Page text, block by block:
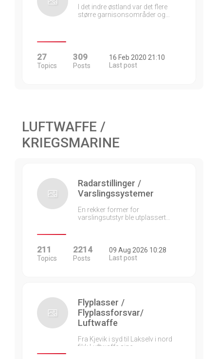
I det indre østland var det flere
større garnisonsområder og…
27
Topics
309
Posts
16 Feb 2020 21:10
Last post
LUFTWAFFE /
KRIEGSMARINE
Radarstillinger /
Varslingssystemer
En rekker former for
varslingsutstyr ble utplassert…
211
Topics
2214
Posts
09 Aug 2026 10:28
Last post
Flyplasser /
Flyplassforsvar/
Luftwaffe
Fra Kjevik i syd til Lakselv i nord
fikk Luftwaffe sine…